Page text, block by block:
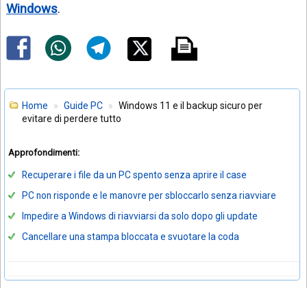
Windows.
Home Guide PC
Windows 11 e il backup sicuro per
evitare di perdere tutto
Approfondimenti:
Recuperare i file da un PC spento senza aprire il case
PC non risponde e le manovre per sbloccarlo senza riavviare
Impedire a Windows di riavviarsi da solo dopo gli update
Cancellare una stampa bloccata e svuotare la coda